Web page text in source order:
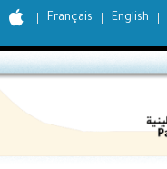
Français English